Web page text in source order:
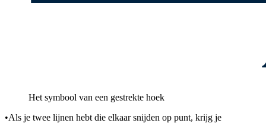
Het symbool van een gestrekte hoek
•Als je twee lijnen hebt die elkaar snijden op punt, krijg je